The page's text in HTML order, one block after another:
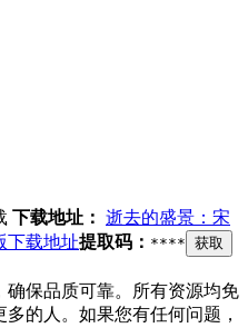
下载地址： 逝去的盛景：宋
下载地址提取码： **** 获取
保品质可靠。所有资源均免
的人。如果您有任何问题，